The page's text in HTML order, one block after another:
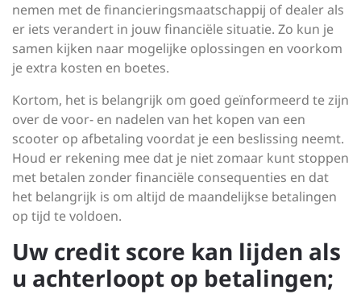
nemen met de financieringsmaatschappij of dealer als
er iets verandert in jouw financiële situatie. Zo kun je
samen kijken naar mogelijke oplossingen en voorkom
je extra kosten en boetes.
Kortom, het is belangrijk om goed geïnformeerd te zijn
over de voor- en nadelen van het kopen van een
scooter op afbetaling voordat je een beslissing neemt.
Houd er rekening mee dat je niet zomaar kunt stoppen
met betalen zonder financiële consequenties en dat
het belangrijk is om altijd de maandelijkse betalingen
op tijd te voldoen.
Uw credit score kan lijden als
u achterloopt op betalingen;